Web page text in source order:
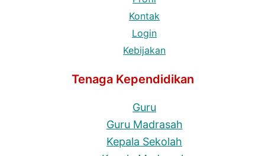
Kontak
Login
Kebijakan
Tenaga Kependidikan
Guru
Guru Madrasah
Kepala Sekolah